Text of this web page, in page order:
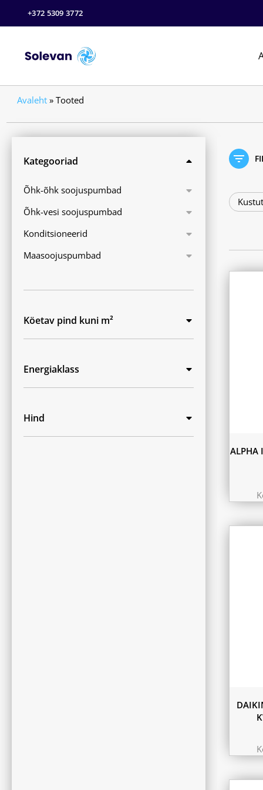
+372 5309 3772
Avaleht » Tooted
Kategooriad
Õhk-õhk soojuspumbad
Õhk-vesi soojuspumbad
Konditsioneerid
Maasoojuspumbad
Köetav pind kuni m²
Energiaklass
Hind
ALPHA